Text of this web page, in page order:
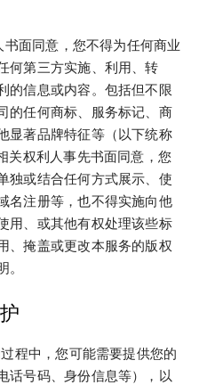
面同意，您不得为任何商业
何第三方实施、利用、转
的信息或内容。包括但不限
的任何商标、服务标记、商
显著品牌特征等（以下统称
关权利人事先书面同意，您
独或结合任何方式展示、使
名注册等，也不得实施向他
用、或其他有权处理该些标
、掩盖或更改本服务的版权
。
程中，您可能需要提供您的
话号码、身份信息等），以